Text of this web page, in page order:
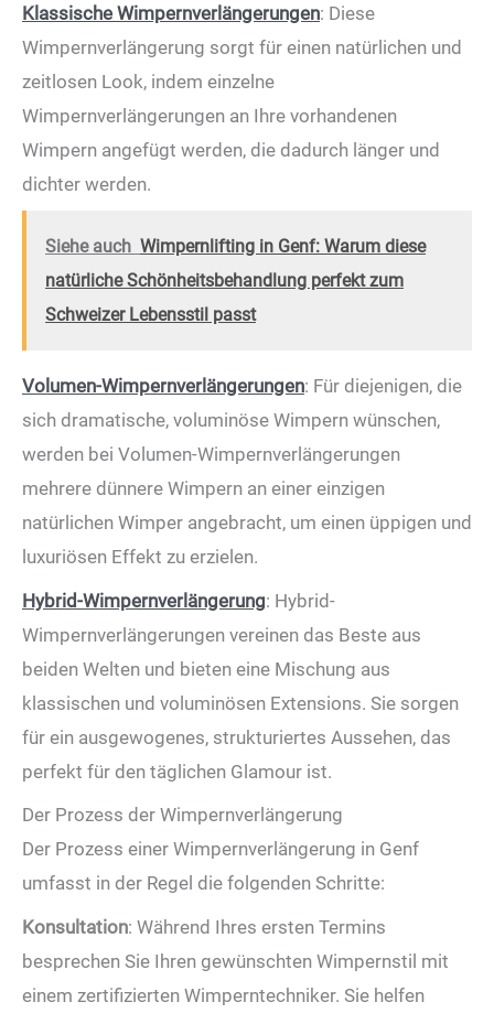
Klassische Wimpernverlängerungen: Diese
Wimpernverlängerung sorgt für einen natürlichen und
zeitlosen Look, indem einzelne
Wimpernverlängerungen an Ihre vorhandenen
Wimpern angefügt werden, die dadurch länger und
dichter werden.
Siehe auch Wimpernlifting in Genf: Warum diese
natürliche Schönheitsbehandlung perfekt zum
Schweizer Lebensstil passt
Volumen-Wimpernverlängerungen: Für diejenigen, die
sich dramatische, voluminöse Wimpern wünschen,
werden bei Volumen-Wimpernverlängerungen
mehrere dünnere Wimpern an einer einzigen
natürlichen Wimper angebracht, um einen üppigen und
luxuriösen Effekt zu erzielen.
Hybrid-Wimpernverlängerung: Hybrid-
Wimpernverlängerungen vereinen das Beste aus
beiden Welten und bieten eine Mischung aus
klassischen und voluminösen Extensions. Sie sorgen
für ein ausgewogenes, strukturiertes Aussehen, das
perfekt für den täglichen Glamour ist.
Der Prozess der Wimpernverlängerung
Der Prozess einer Wimpernverlängerung in Genf
umfasst in der Regel die folgenden Schritte:
Konsultation: Während Ihres ersten Termins
besprechen Sie Ihren gewünschten Wimpernstil mit
einem zertifizierten Wimperntechniker. Sie helfen